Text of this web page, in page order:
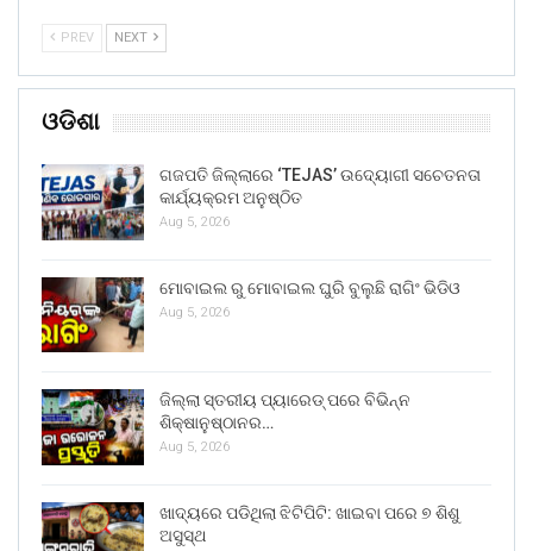
PREV NEXT
ଓଡିଶା
ଗଜପତି ଜିଲ୍ଲାରେ ‘TEJAS’ ଉଦ୍ୟୋଗୀ ସଚେତନତା
କାର୍ଯ୍ୟକ୍ରମ ଅନୁଷ୍ଠିତ
Aug 5, 2026
ମୋବାଇଲ ରୁ ମୋବାଇଲ ଘୁରି ବୁଲୁଛି ରାଗିଂ ଭିଡିଓ
Aug 5, 2026
ଜିଲ୍ଲା ସ୍ତରୀୟ ପ୍ୟାରେଡ୍ ପରେ ବିଭିନ୍ନ
ଶିକ୍ଷାନୁଷ୍ଠାନର…
Aug 5, 2026
ଖାଦ୍ୟରେ ପଡିଥିଲା ଝିଟିପିଟି: ଖାଇବା ପରେ ୭ ଶିଶୁ
ଅସୁସ୍ଥ